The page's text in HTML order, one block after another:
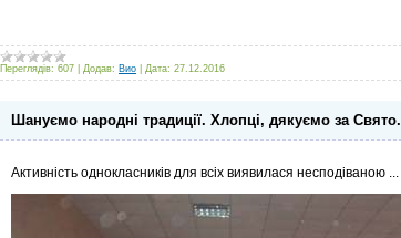
Переглядів: 607 Додав: Вио Дата: 27.12.2016
Шануємо народні традиції. Хлопці, дякуємо за Свято.
Активність однокласників для всіх виявилася несподіваною ...